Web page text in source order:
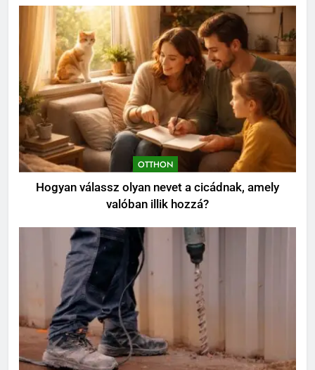
Kevés gondozást igénylő kert:
így tervezz látványos, mégis
könnyen fenntartható udvart
KERT ÉS TERASZ
8
Szorbitol: Hatások, Előnyök és
Esetleges Mellékhatások
OTTHON
OTTHON
Hogyan válassz olyan nevet a cicádnak, amely
valóban illik hozzá?